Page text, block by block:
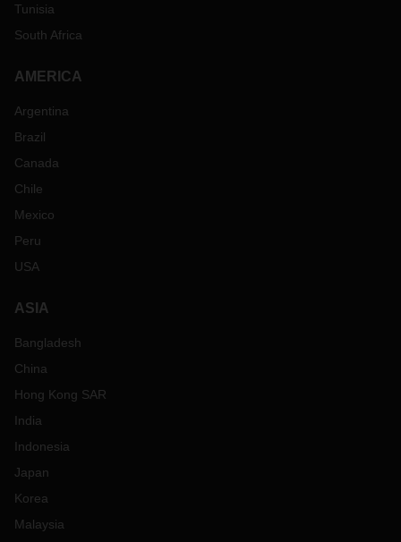
Tunisia
South Africa
AMERICA
Argentina
Brazil
Canada
Chile
Mexico
Peru
USA
ASIA
Bangladesh
China
Hong Kong SAR
India
Indonesia
Japan
Korea
Malaysia